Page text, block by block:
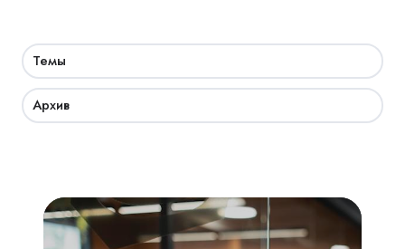
Темы
Архив
Академия
СКУД: